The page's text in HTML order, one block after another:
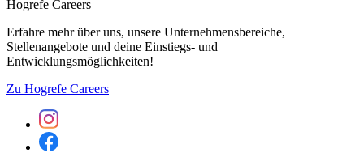
Hogrefe Careers
Erfahre mehr über uns, unsere Unternehmensbereiche,
Stellenangebote und deine Einstiegs- und
Entwicklungsmöglichkeiten!
Zu Hogrefe Careers